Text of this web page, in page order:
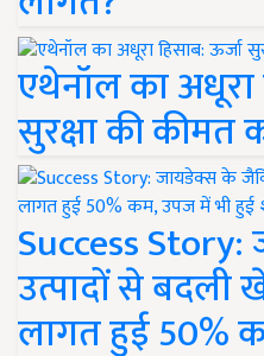
एथेनॉल का अधूरा
सुरक्षा की कीमत
Success
उत्पादों से बदली
लागत हुई 50%